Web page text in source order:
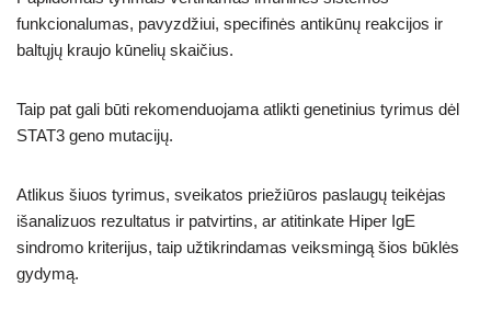
funkcionalumas, pavyzdžiui, specifinės antikūnų reakcijos ir
baltųjų kraujo kūnelių skaičius.
Taip pat gali būti rekomenduojama atlikti genetinius tyrimus dėl
STAT3 geno mutacijų.
Atlikus šiuos tyrimus, sveikatos priežiūros paslaugų teikėjas
išanalizuos rezultatus ir patvirtins, ar atitinkate Hiper IgE
sindromo kriterijus, taip užtikrindamas veiksmingą šios būklės
gydymą.